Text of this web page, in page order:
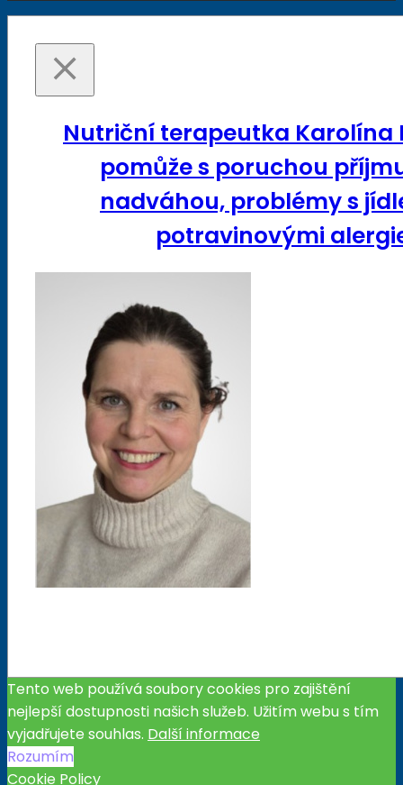
Nutriční terapeutka Karolína
pomůže s poruchou
nadváhou, problémy s
potravinovými
Tento web používá soubory cookies pro zajištění
nejlepší dostupnosti našich služeb. Užitím webu s tím
vyjadřujete souhlas. Další informace
Rozumím
Cookie Policy